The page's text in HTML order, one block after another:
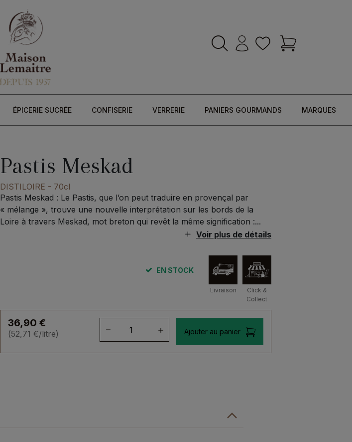
ÉPICERIE SUCRÉE CONFISERIE VERRERIE PANIERS GOURMANDS MARQUES
Pastis Meskad
DISTILOIRE - 70cl
Pastis Meskad : Le Pastis, que l’on peut traduire en provençal par
« mélange », trouve une nouvelle interprétation sur les bords de la
Loire à travers Meskad, mot breton qui revêt la même signification :...
Voir plus de détails
EN STOCK
Livraison
Click &
Collect
36,90 €
(52,71 €/litre) Ajouter au panier